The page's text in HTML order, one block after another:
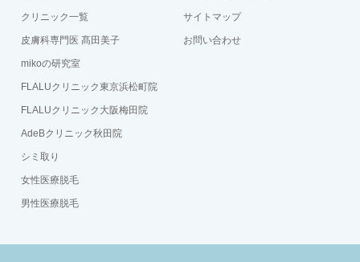
クリニック一覧
皮膚科専門医 髙田美子
mikoの研究室
FLALUクリニック東京浜松町院
FLALUクリニック大阪梅田院
AdeBクリニック秋田院
シミ取り
女性医療脱毛
男性医療脱毛
サイトマップ
お問い合わせ